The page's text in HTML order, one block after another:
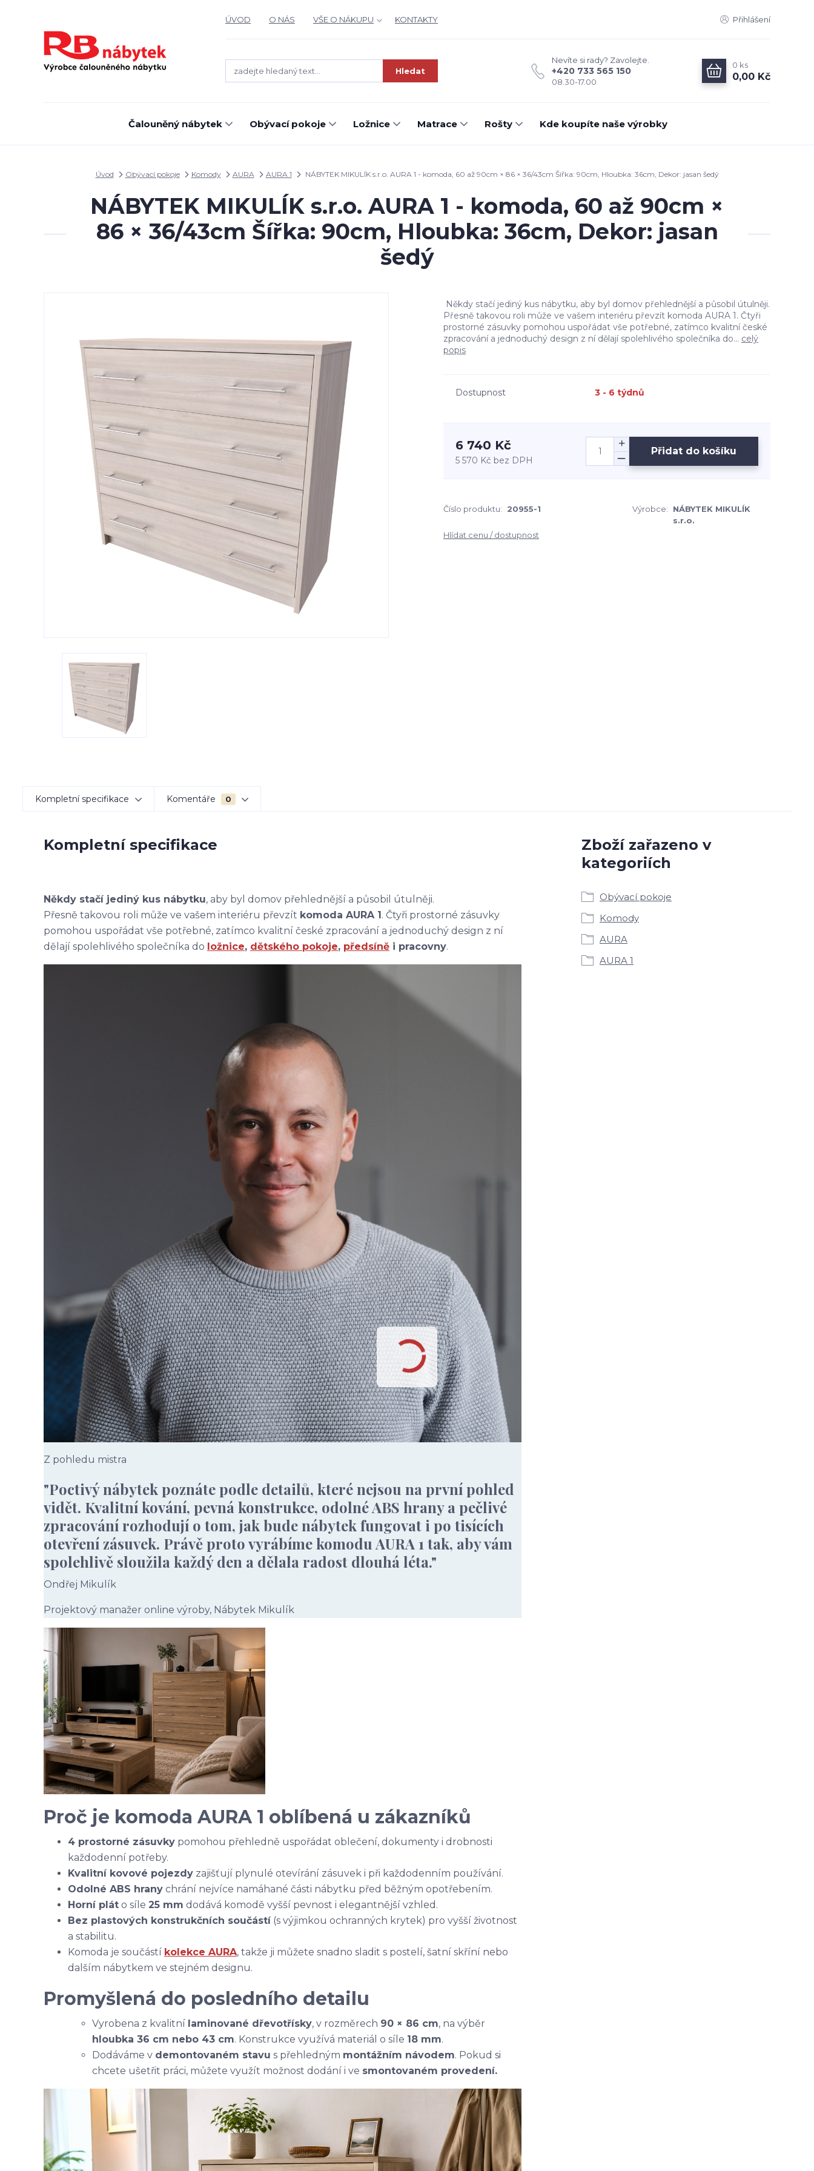
ÚVOD O NÁS VŠE O NÁKUPU KONTAKTY Přihlášení
Hledat
Nevíte si rady? Zavolejte.
+420 733 565 150
08.30-17.00
0 ks
0,00 Kč
Čalouněný nábytek Obývací pokoje Ložnice Matrace Rošty Kde koupíte naše výrobky
Úvod Obývací pokoje Komody AURA AURA 1 NÁBYTEK MIKULÍK s.r.o. AURA 1 - komoda, 60 až 90cm × 86 × 36/43cm Šířka: 90cm, Hloubka: 36cm, Dekor: jasan šedý
NÁBYTEK MIKULÍK s.r.o. AURA 1 - komoda, 60 až 90cm ×
86 × 36/43cm Šířka: 90cm, Hloubka: 36cm, Dekor: jasan
šedý
Někdy stačí jediný kus nábytku, aby byl domov přehlednější a působil útulněji.
Přesně takovou roli může ve vašem interiéru převzít komoda AURA 1. Čtyři
prostorné zásuvky pomohou uspořádat vše potřebné, zatímco kvalitní české
zpracování a jednoduchý design z ní dělají spolehlivého společníka do... celý
popis
Dostupnost 3 - 6 týdnů
6 740 Kč
5 570 Kč bez DPH
Přidat do košíku
Číslo produktu: 20955-1 Výrobce:
NÁBYTEK MIKULÍK
s.r.o.
Hlídat cenu / dostupnost
Kompletní specifikace Komentáře 0
Kompletní specifikace
Někdy stačí jediný kus nábytku, aby byl domov přehlednější a působil útulněji.
Přesně takovou roli může ve vašem interiéru převzít komoda AURA 1. Čtyři prostorné zásuvky
pomohou uspořádat vše potřebné, zatímco kvalitní české zpracování a jednoduchý design z ní
dělají spolehlivého společníka do ložnice, dětského pokoje, předsíně i pracovny.
Z pohledu mistra
"Poctivý nábytek poznáte podle detailů, které nejsou na první pohled
vidět. Kvalitní kování, pevná konstrukce, odolné ABS hrany a pečlivé
zpracování rozhodují o tom, jak bude nábytek fungovat i po tisících
otevření zásuvek. Právě proto vyrábíme komodu AURA 1 tak, aby vám
spolehlivě sloužila každý den a dělala radost dlouhá léta."
Ondřej Mikulík
Projektový manažer online výroby, Nábytek Mikulík
Proč je komoda AURA 1 oblíbená u zákazníků
4 prostorné zásuvky pomohou přehledně uspořádat oblečení, dokumenty i drobnosti
každodenní potřeby.
Kvalitní kovové pojezdy zajišťují plynulé otevírání zásuvek i při každodenním používání.
Odolné ABS hrany chrání nejvíce namáhané části nábytku před běžným opotřebením.
Horní plát o síle 25 mm dodává komodě vyšší pevnost i elegantnější vzhled.
Bez plastových konstrukčních součástí(s výjimkou ochranných krytek) pro vyšší životnost
a stabilitu.
Komoda je součástí kolekce AURA, takže ji můžete snadno sladit s postelí, šatní skříní nebo
dalším nábytkem ve stejném designu.
Promyšlená do posledního detailu
Vyrobena z kvalitní laminované dřevotřísky, v rozměrech 90 × 86 cm, na výběr
hloubka 36 cm nebo 43 cm. Konstrukce využívá materiál o síle 18 mm.
Dodáváme v demontovaném stavu s přehledným montážním návodem. Pokud si
chcete ušetřit práci, můžete využít možnost dodání i ve smontovaném provedení.
Zboží zařazeno v
kategoriích
Obývací pokoje
Komody
AURA
AURA 1